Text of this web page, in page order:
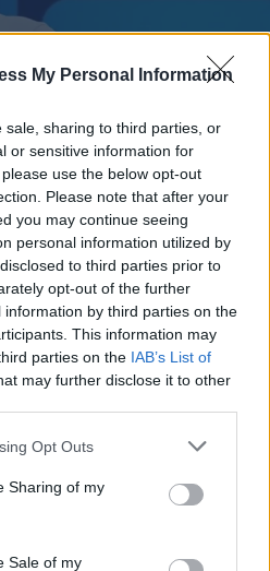
My Personal Information
sale, sharing to third parties, or
or sensitive information for
use the below opt-out
Please note that after your
you may continue seeing
personal information utilized by
to third parties prior to
opt-out of the further
by third parties on the
This information may
parties on the IAB’s List of
may further disclose it to other
app uses one or more Google
behaviour. You may click to
and its third-party tags to
purposes in below Google
Opt Outs
Sharing of my
Sale of my
ΣΚΑΪ: Το χρονικό ενός
με σφραγίδα Γιάννη